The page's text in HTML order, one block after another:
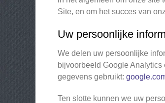
Site, en om het succes van
Uw persoonlijke
We delen uw persoonlijke
bijvoorbeeld Google
gegevens gebruikt:
Ten slotte kunnen we uw